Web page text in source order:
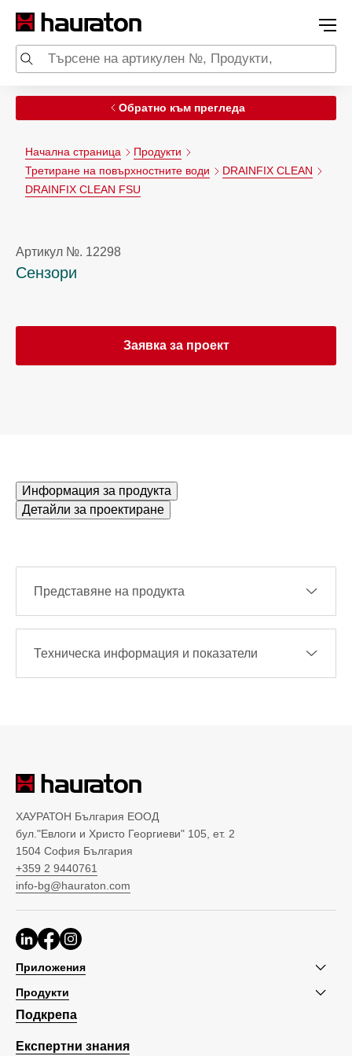
Обратно към прегледа
Начална страница
Продукти
Третиране на повърхностните води
DRAINFIX CLEAN
DRAINFIX CLEAN FSU
Артикул №. 12298
Сензори
Заявка за проект
Информация за продукта
Детайли за проектиране
Представяне на продукта
Техническа информация и показатели
ХАУРАТОН България ЕООД
бул."Евлоги и Христо Георгиеви" 105, ет. 2
1504 София България
+359 2 9440761
info-bg@hauraton.com
Приложения
Продукти
Подкрепа
Експертни знания